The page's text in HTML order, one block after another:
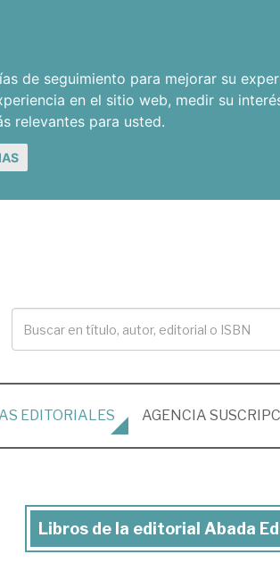
de seguimiento para mejorar su
en el sitio web, medir su
relevantes para usted.
EDITORIALES AGENCIA
Libros
Libros de la editorial Abada